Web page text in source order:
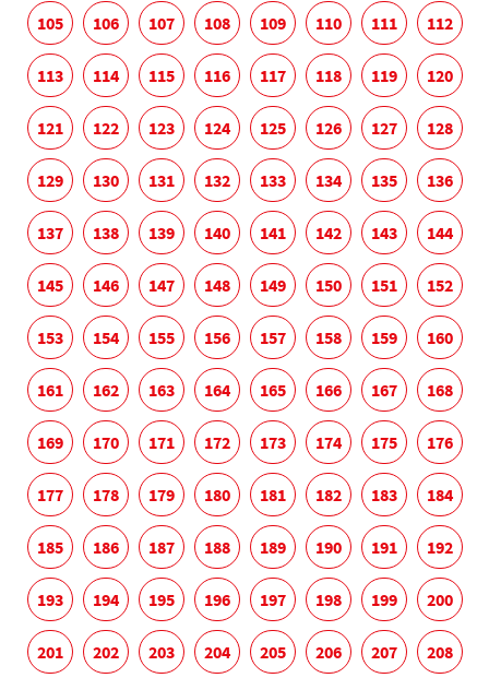
105 106 107 108 109 110 111 112
113 114 115 116 117 118 119 120
121 122 123 124 125 126 127 128
129 130 131 132 133 134 135 136
137 138 139 140 141 142 143 144
145 146 147 148 149 150 151 152
153 154 155 156 157 158 159 160
161 162 163 164 165 166 167 168
169 170 171 172 173 174 175 176
177 178 179 180 181 182 183 184
185 186 187 188 189 190 191 192
193 194 195 196 197 198 199 200
201 202 203 204 205 206 207 208